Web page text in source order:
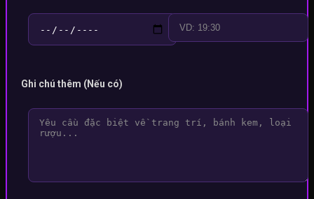
Ghi chú thêm (Nếu có)